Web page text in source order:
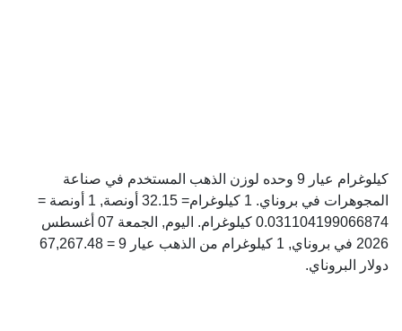
كيلوغرام عيار 9 وحده لوزن الذهب المستخدم في صناعة
المجوهرات في بروناي. 1 كيلوغرام= 32.15 أونصة, 1 أونصة =
0.031104199066874 كيلوغرام. اليوم, الجمعة 07 أغسطس
2026 في بروناي, 1 كيلوغرام من الذهب عيار 9 = 67,267.48
دولار البروناي.